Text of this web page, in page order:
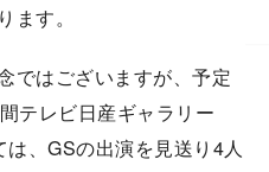
す。
ではございますが、予定
テレビ日産ギャラリー
、GSの出演を見送り4人